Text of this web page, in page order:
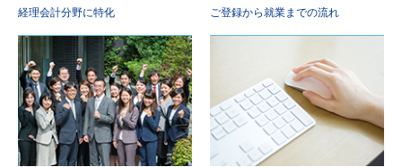
経理会計分野に特化 ご登録から就業までの流れ